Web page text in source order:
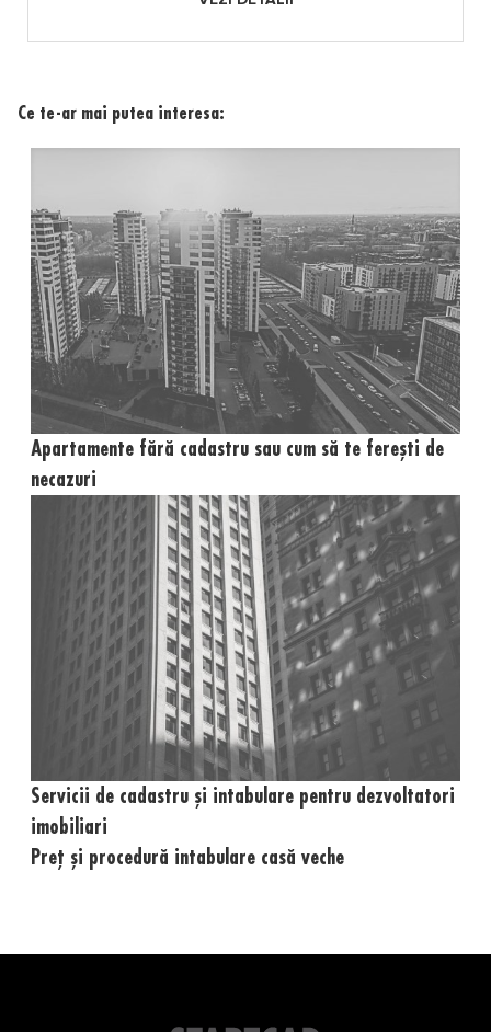
Ce te-ar mai putea interesa:
Apartamente fără cadastru sau cum să te ferești de
necazuri
Servicii de cadastru și intabulare pentru dezvoltatori
imobiliari
Preț și procedură intabulare casă veche